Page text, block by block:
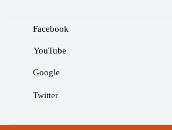
Facebook
YouTube
Google
Twitter